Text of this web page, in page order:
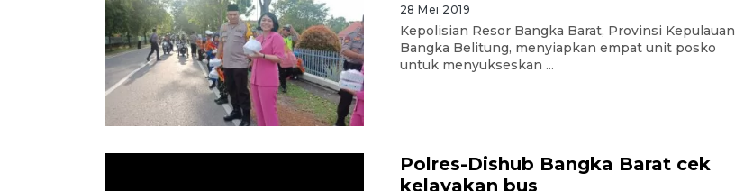
28 Mei 2019
Kepolisian Resor Bangka Barat, Provinsi Kepulauan
Bangka Belitung, menyiapkan empat unit posko
untuk menyukseskan ...
Polres-Dishub Bangka Barat cek
kelayakan bus